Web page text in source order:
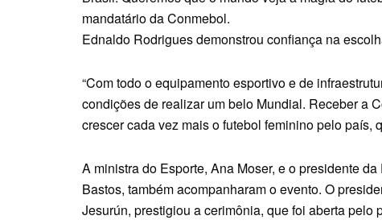
mandatário da Conmebol.
Ednaldo Rodrigues demonstrou confiança na
“Com todo o equipamento esportivo e de
condições de realizar um belo Mundial. Receber a
crescer cada vez mais o futebol feminino pelo país,
A ministra do Esporte, Ana Moser, e o presidente
Bastos, também acompanharam o evento. O
Jesurún, prestigiou a cerimônia, que foi aberta